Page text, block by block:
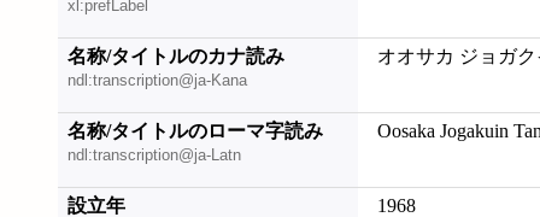
xl:prefLabel
名称/タイトルのカナ読み
ndl:transcription@ja-Kana
オオサカ ジョガ
名称/タイトルのローマ字読み
ndl:transcription@ja-Latn
Oosaka Jogakuin
設立年 1968